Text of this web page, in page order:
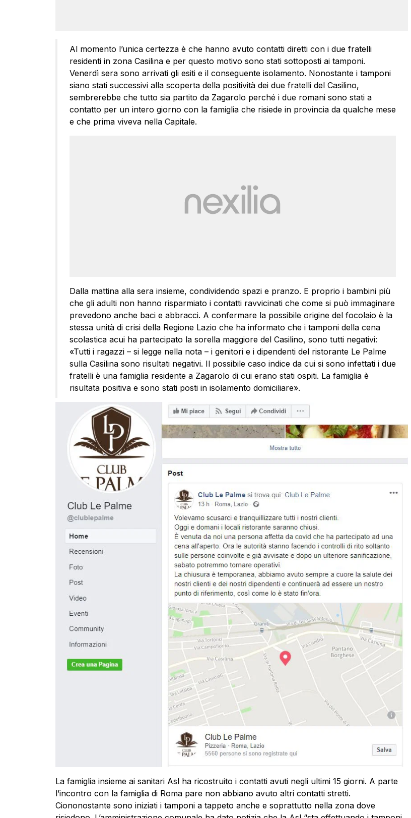
Al momento l’unica certezza è che hanno avuto contatti diretti con i due fratelli
residenti in zona Casilina e per questo motivo sono stati sottoposti ai tamponi.
Venerdì sera sono arrivati gli esiti e il conseguente isolamento. Nonostante i tamponi
siano stati successivi alla scoperta della positività dei due fratelli del Casilino,
sembrerebbe che tutto sia partito da Zagarolo perché i due romani sono stati a
contatto per un intero giorno con la famiglia che risiede in provincia da qualche mese
e che prima viveva nella Capitale.
Dalla mattina alla sera insieme, condividendo spazi e pranzo. E proprio i bambini più
che gli adulti non hanno risparmiato i contatti ravvicinati che come si può immaginare
prevedono anche baci e abbracci. A confermare la possibile origine del focolaio è la
stessa unità di crisi della Regione Lazio che ha informato che i tamponi della cena
scolastica acui ha partecipato la sorella maggiore del Casilino, sono tutti negativi:
«Tutti i ragazzi – si legge nella nota – i genitori e i dipendenti del ristorante Le Palme
sulla Casilina sono risultati negativi. Il possibile caso indice da cui si sono infettati i due
fratelli è una famiglia residente a Zagarolo di cui erano stati ospiti. La famiglia è
risultata positiva e sono stati posti in isolamento domiciliare».
La famiglia insieme ai sanitari Asl ha ricostruito i contatti avuti negli ultimi 15 giorni. A parte
l’incontro con la famiglia di Roma pare non abbiano avuto altri contatti stretti.
Ciononostante sono iniziati i tamponi a tappeto anche e soprattutto nella zona dove